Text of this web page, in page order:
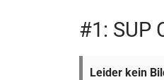
#1: SUP
Leider kein